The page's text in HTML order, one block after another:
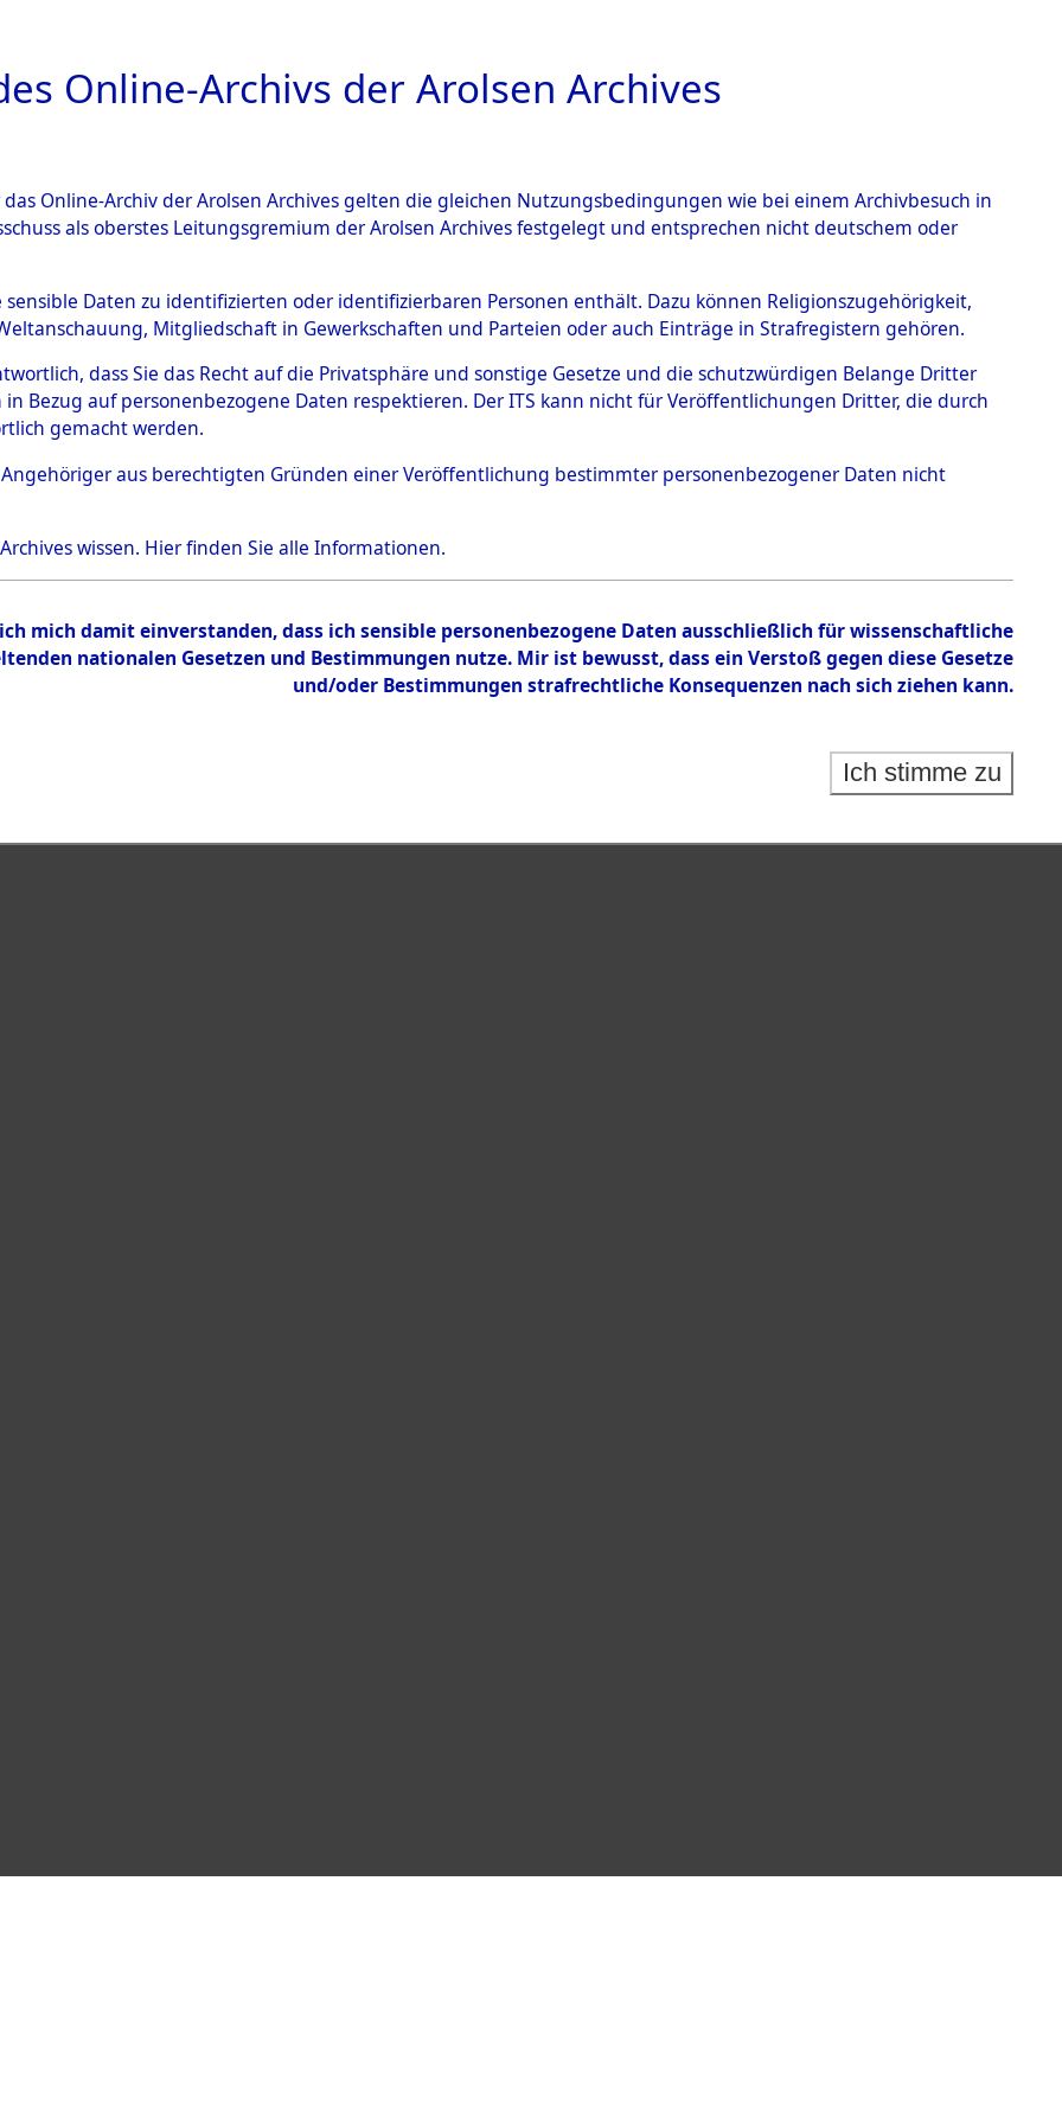
ARCHIVALE ÜBERSICHT BILD
→Kreis Bersenbrück→0163 (101100554)
0163 (101100554)
Übergeordnetes
Niedersachsen
Inhalt
Zur Übersicht
Online-Archivs der Arolsen Archives
Online-Archiv der Arolsen Archives gelten die gleichen Nutzungsbedingungen wie bei einem Archivbesuch in
als oberstes Leitungsgremium der Arolsen Archives festgelegt und entsprechen nicht deutschem oder
sensible Daten zu identifizierten oder identifizierbaren Personen enthält. Dazu können Religionszugehörigkeit,
Mitgliedschaft in Gewerkschaften und Parteien oder auch Einträge in Strafregistern gehören.
dass Sie das Recht auf die Privatsphäre und sonstige Gesetze und die schutzwürdigen Belange Dritter
Bezug auf personenbezogene Daten respektieren. Der ITS kann nicht für Veröffentlichungen Dritter, die durch
gemacht werden.
Angehöriger aus berechtigten Gründen einer Veröffentlichung bestimmter personenbezogener Daten nicht
wissen. Hierfinden Sie alle Informationen.
mich damit einverstanden, dass ich sensible personenbezogene Daten ausschließlich für wissenschaftliche
nationalen Gesetzen und Bestimmungen nutze. Mir ist bewusst, dass ein Verstoß gegen diese Gesetze
und/oder Bestimmungen strafrechtliche Konsequenzen nach sich ziehen kann.
Ich stimme zu